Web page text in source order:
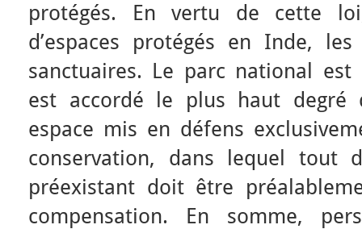
protégés. En vertu de cette
d’espaces protégés en Inde,
sanctuaires. Le parc national est
est accordé le plus haut degré
espace mis en défens
conservation, dans lequel tout
préexistant doit être
compensation. En somme,